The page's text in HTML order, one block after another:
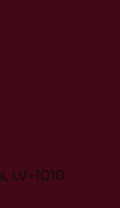
LV-1010